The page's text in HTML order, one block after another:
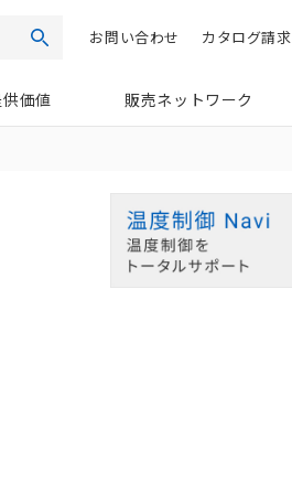
検索 カタログ請求
お問い合わせ
価値 販売ネットワーク